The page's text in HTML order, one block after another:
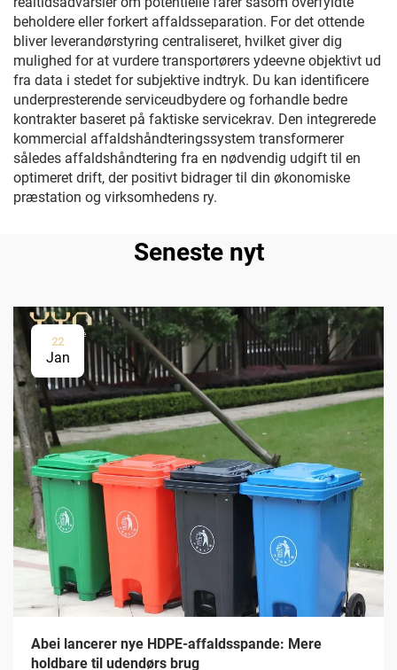
beholdere eller forkert affaldsseparation. For det ottende
bliver leverandørstyring centraliseret, hvilket giver dig
mulighed for at vurdere transportørers ydeevne objektivt ud
fra data i stedet for subjektive indtryk. Du kan identificere
underpresterende serviceudbydere og forhandle bedre
kontrakter baseret på faktiske servicekrav. Den integrerede
kommercial affaldshåndteringssystem transformerer
således affaldshåndtering fra en nødvendig udgift til en
optimeret drift, der positivt bidrager til din økonomiske
præstation og virksomhedens ry.
Seneste nyt
22
Jan
Abei lancerer nye HDPE-affaldsspande: Mere
holdbare til udendørs brug